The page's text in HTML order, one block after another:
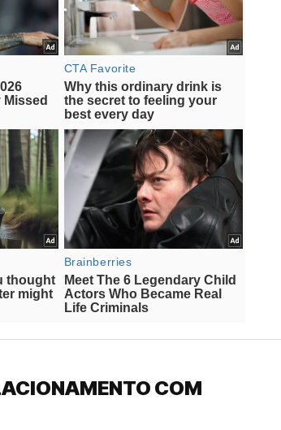
COM